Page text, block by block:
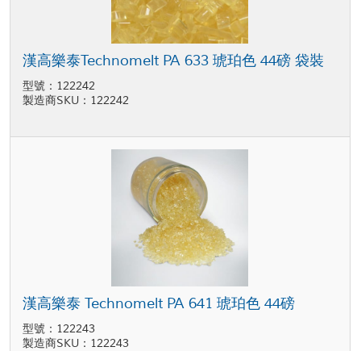
漢高樂泰Technomelt PA 633 琥珀色 44磅 袋裝
型號：122242
製造商SKU：122242
漢高樂泰 Technomelt PA 641 琥珀色 44磅
型號：122243
製造商SKU：122243